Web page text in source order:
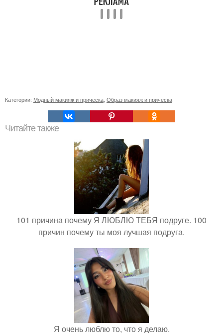
Категории: Модный макияж и прическа Образ макияж и прическа
Читайте также
101 причина почему Я ЛЮБЛЮ ТЕБЯ подруге. 100
причин почему ты моя лучшая подруга.
Я очень люблю то, что я делаю.